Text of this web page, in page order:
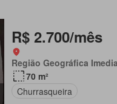
R$ 2.700/mês
Região Geográfica
70 m²
Churrasqueira